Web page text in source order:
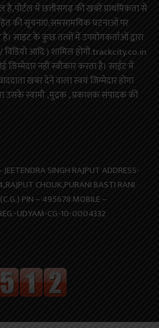
में छत्तीसगढ़ की खबरें प्राथमिकता से
की सूचनाएं,समसामयिक घटनाओं पर
साइट के कुछ तत्वों में उपयोगकर्ताओं द्वारा
/ विडियो आदि ) शामिल होगी.trackcity.co.in
नहीं स्वीकार करता है। साईट में
खबर देने वाला स्वयं जिम्मेदार होगा
स्वामी ,मुद्रक , प्रकाशक संपादक की
SINGH RAJPUT ADDRESS-
CHOUK,PURANI BASTI RANI
PIN – 495678 MOBILE –
UDYAM-CG-10-0004332